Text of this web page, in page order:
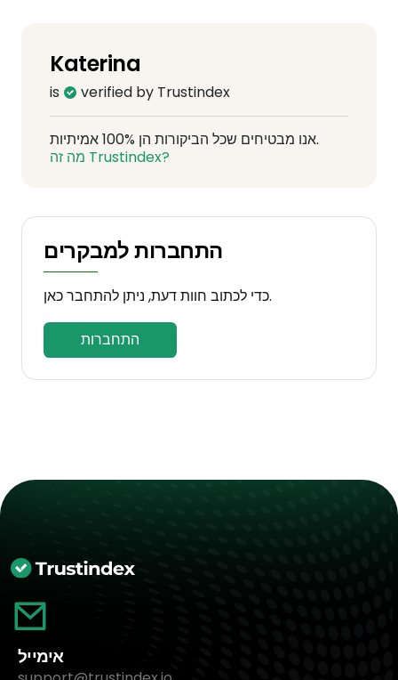
Katerina
is verified by Trustindex
אנו מבטיחים שכל הביקורות הן 100% אמיתיות.
מה זה Trustindex?
התחברות למבקרים
כדי לכתוב חוות דעת, ניתן להתחבר כאן.
התחברות
אימייל